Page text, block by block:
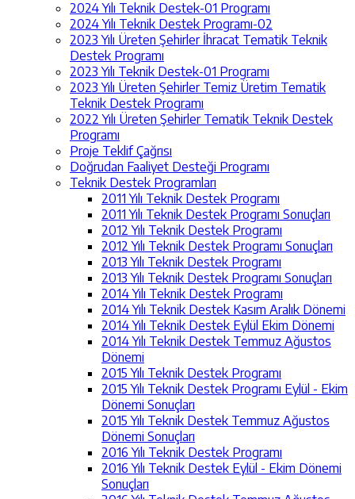
2024 Yılı Teknik Destek-01 Programı
2024 Yılı Teknik Destek Programı-02
2023 Yılı Üreten Şehirler İhracat Tematik Teknik
Destek Programı
2023 Yılı Teknik Destek-01 Programı
2023 Yılı Üreten Şehirler Temiz Üretim Tematik
Teknik Destek Programı
2022 Yılı Üreten Şehirler Tematik Teknik Destek
Programı
Proje Teklif Çağrısı
Doğrudan Faaliyet Desteği Programı
Teknik Destek Programları
2011 Yılı Teknik Destek Programı
2011 Yılı Teknik Destek Programı Sonuçları
2012 Yılı Teknik Destek Programı
2012 Yılı Teknik Destek Programı Sonuçları
2013 Yılı Teknik Destek Programı
2013 Yılı Teknik Destek Programı Sonuçları
2014 Yılı Teknik Destek Programı
2014 Yılı Teknik Destek Kasım Aralık Dönemi
2014 Yılı Teknik Destek Eylül Ekim Dönemi
2014 Yılı Teknik Destek Temmuz Ağustos
Dönemi
2015 Yılı Teknik Destek Programı
2015 Yılı Teknik Destek Programı Eylül - Ekim
Dönemi Sonuçları
2015 Yılı Teknik Destek Temmuz Ağustos
Dönemi Sonuçları
2016 Yılı Teknik Destek Programı
2016 Yılı Teknik Destek Eylül - Ekim Dönemi
Sonuçları